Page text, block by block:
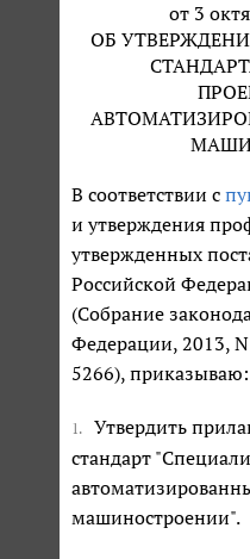
от 3
ОБ
В соответствии с
и утверждения
утвержденных
Российской
(Собрание
Федерации, 2013, N
5266), приказываю:
1.
Утвердить
стандарт
машиностроении".